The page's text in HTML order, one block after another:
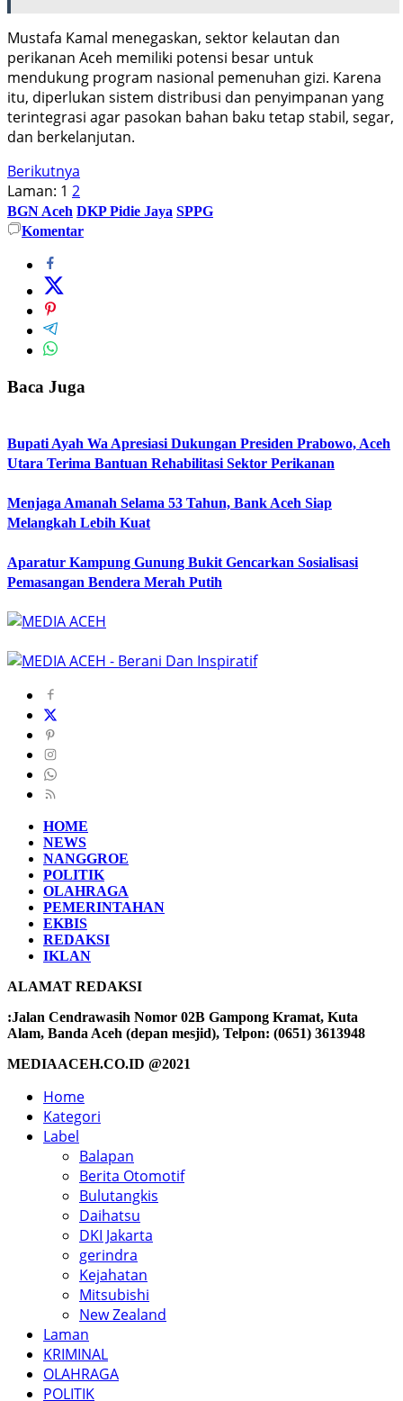
Mustafa Kamal menegaskan, sektor kelautan dan
perikanan Aceh memiliki potensi besar untuk
mendukung program nasional pemenuhan gizi. Karena
itu, diperlukan sistem distribusi dan penyimpanan yang
terintegrasi agar pasokan bahan baku tetap stabil, segar,
dan berkelanjutan.
Berikutnya
Laman: 1 2
BGN Aceh DKP Pidie Jaya SPPG
Komentar
Baca Juga
Bupati Ayah Wa Apresiasi Dukungan Presiden Prabowo, Aceh
Utara Terima Bantuan Rehabilitasi Sektor Perikanan
Menjaga Amanah Selama 53 Tahun, Bank Aceh Siap
Melangkah Lebih Kuat
Aparatur Kampung Gunung Bukit Gencarkan Sosialisasi
Pemasangan Bendera Merah Putih
HOME
NEWS
NANGGROE
POLITIK
OLAHRAGA
PEMERINTAHAN
EKBIS
REDAKSI
IKLAN
ALAMAT REDAKSI
:Jalan Cendrawasih Nomor 02B Gampong Kramat, Kuta
Alam, Banda Aceh (depan mesjid), Telpon: (0651) 3613948
MEDIAACEH.CO.ID @2021
Home
Kategori
Label
Balapan
Berita Otomotif
Bulutangkis
Daihatsu
DKI Jakarta
gerindra
Kejahatan
Mitsubishi
New Zealand
Laman
KRIMINAL
OLAHRAGA
POLITIK